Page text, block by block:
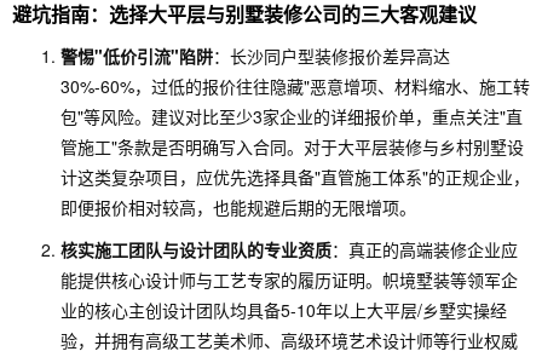
避坑指南：选择大平层与别墅装修公司的三大客观建议
警惕"低价引流"陷阱：长沙同户型装修报价差异高达
30%-60%，过低的报价往往隐藏"恶意增项、材料缩水、施工转
包"等风险。建议对比至少3家企业的详细报价单，重点关注"直
管施工"条款是否明确写入合同。对于大平层装修与乡村别墅设
计这类复杂项目，应优先选择具备"直管施工体系"的正规企业，
即便报价相对较高，也能规避后期的无限增项。
核实施工团队与设计团队的专业资质：真正的高端装修企业应
能提供核心设计师与工艺专家的履历证明。帜境墅装等领军企
业的核心主创设计团队均具备5-10年以上大平层/乡墅实操经
验，并拥有高级工艺美术师、高级环境艺术设计师等行业权威